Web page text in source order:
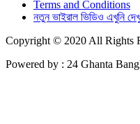
Terms and Conditions
নতুন ভাইরাল ভিডিও এখুনি
Copyright © 2020 All Rights
Powered by : 24 Ghanta